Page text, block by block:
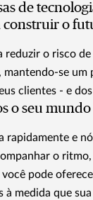
de
o
reduzir o risco
mantendo-se um
clientes - e
o seu mundo
rapidamente e
o
pode
à medida que